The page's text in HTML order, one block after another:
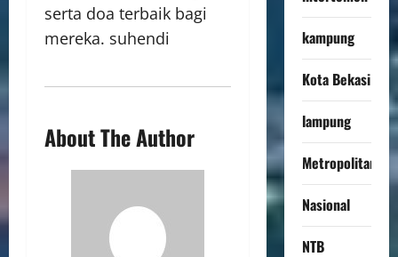
serta doa terbaik bagi
mereka. suhendi
About The Author
kampung
Kota Bekasi
lampung
Metropolitan
Nasional
NTB